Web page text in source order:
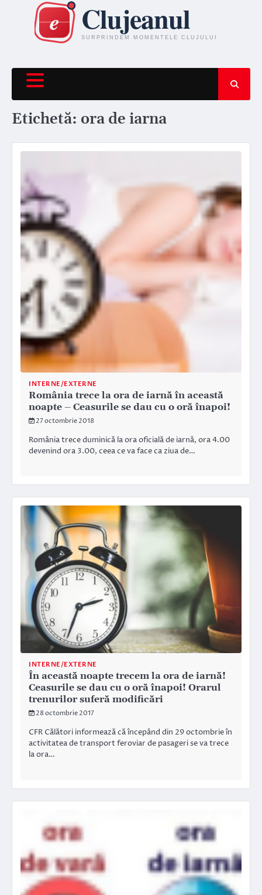
content
Etichetă: ora de iarna
INTERNE/EXTERNE
România trece la ora de iarnă în această
noapte – Ceasurile se dau cu o oră înapoi!
27 octombrie 2018
România trece duminică la ora oficială de iarnă, ora 4.00
devenind ora 3.00, ceea ce va face ca ziua de…
INTERNE/EXTERNE
În această noapte trecem la ora de iarnă!
Ceasurile se dau cu o oră înapoi! Orarul
trenurilor suferă modificări
28 octombrie 2017
CFR Călători informează că începând din 29 octombrie în
activitatea de transport feroviar de pasageri se va trece
la ora…